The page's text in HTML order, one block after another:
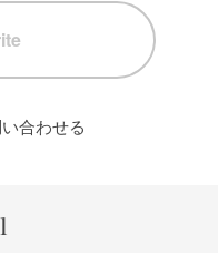
合わせる